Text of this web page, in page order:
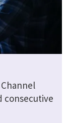
consecutive